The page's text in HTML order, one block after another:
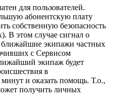
для пользователей.
абонентскую плату
собственную безопасность
В этом случае сигнал о
экипажи частных
с Сервисом
экипаж будет
в
и оказать помощь. Т.о.,
получить личных